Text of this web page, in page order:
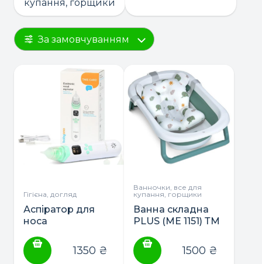
купання, горщики
За замовчуванням
Гігієна, догляд
Аспіратор для
носа
LCD екраном та
мелодіями1350 ₴
Ванночки, все для
купання, горщики
Ванна складна
PLUS (ME 1151) ТМ
матрасиком та
термометром
1500 ₴